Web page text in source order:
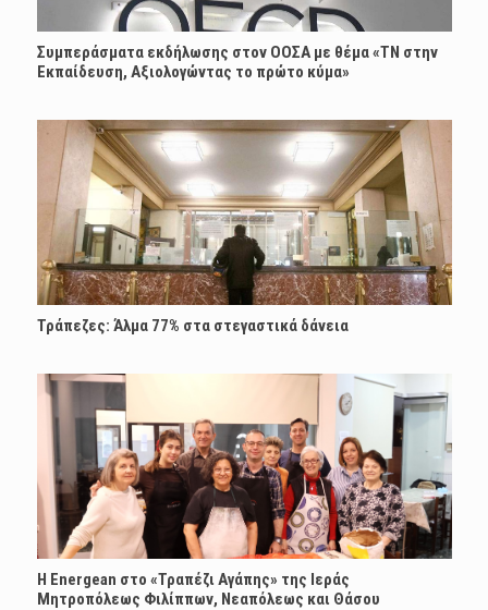
Συμπεράσματα εκδήλωσης στον ΟΟΣΑ με θέμα «ΤΝ στην
Εκπαίδευση, Αξιολογώντας το πρώτο κύμα»
Τράπεζες: Άλμα 77% στα στεγαστικά δάνεια
H Energean στο «Τραπέζι Αγάπης» της Ιεράς
Μητροπόλεως Φιλίππων, Νεαπόλεως και Θάσου